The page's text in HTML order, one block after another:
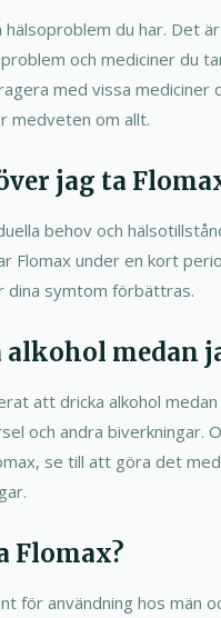
hälsoproblem du har. Det
och mediciner du
med vissa mediciner
medveten om allt.
jag ta
behov och
Flomax under en kort
dina symtom förbättras.
medan
att dricka alkohol
och andra biverkningar.
se till att göra det
Flomax?
för användning hos män